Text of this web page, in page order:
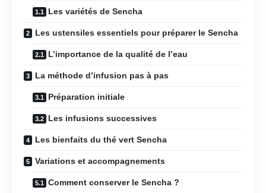
Les variétés de Sencha
Les ustensiles essentiels pour préparer le Sencha
L’importance de la qualité de l’eau
La méthode d’infusion pas à pas
Préparation initiale
Les infusions successives
Les bienfaits du thé vert Sencha
Variations et accompagnements
Comment conserver le Sencha ?